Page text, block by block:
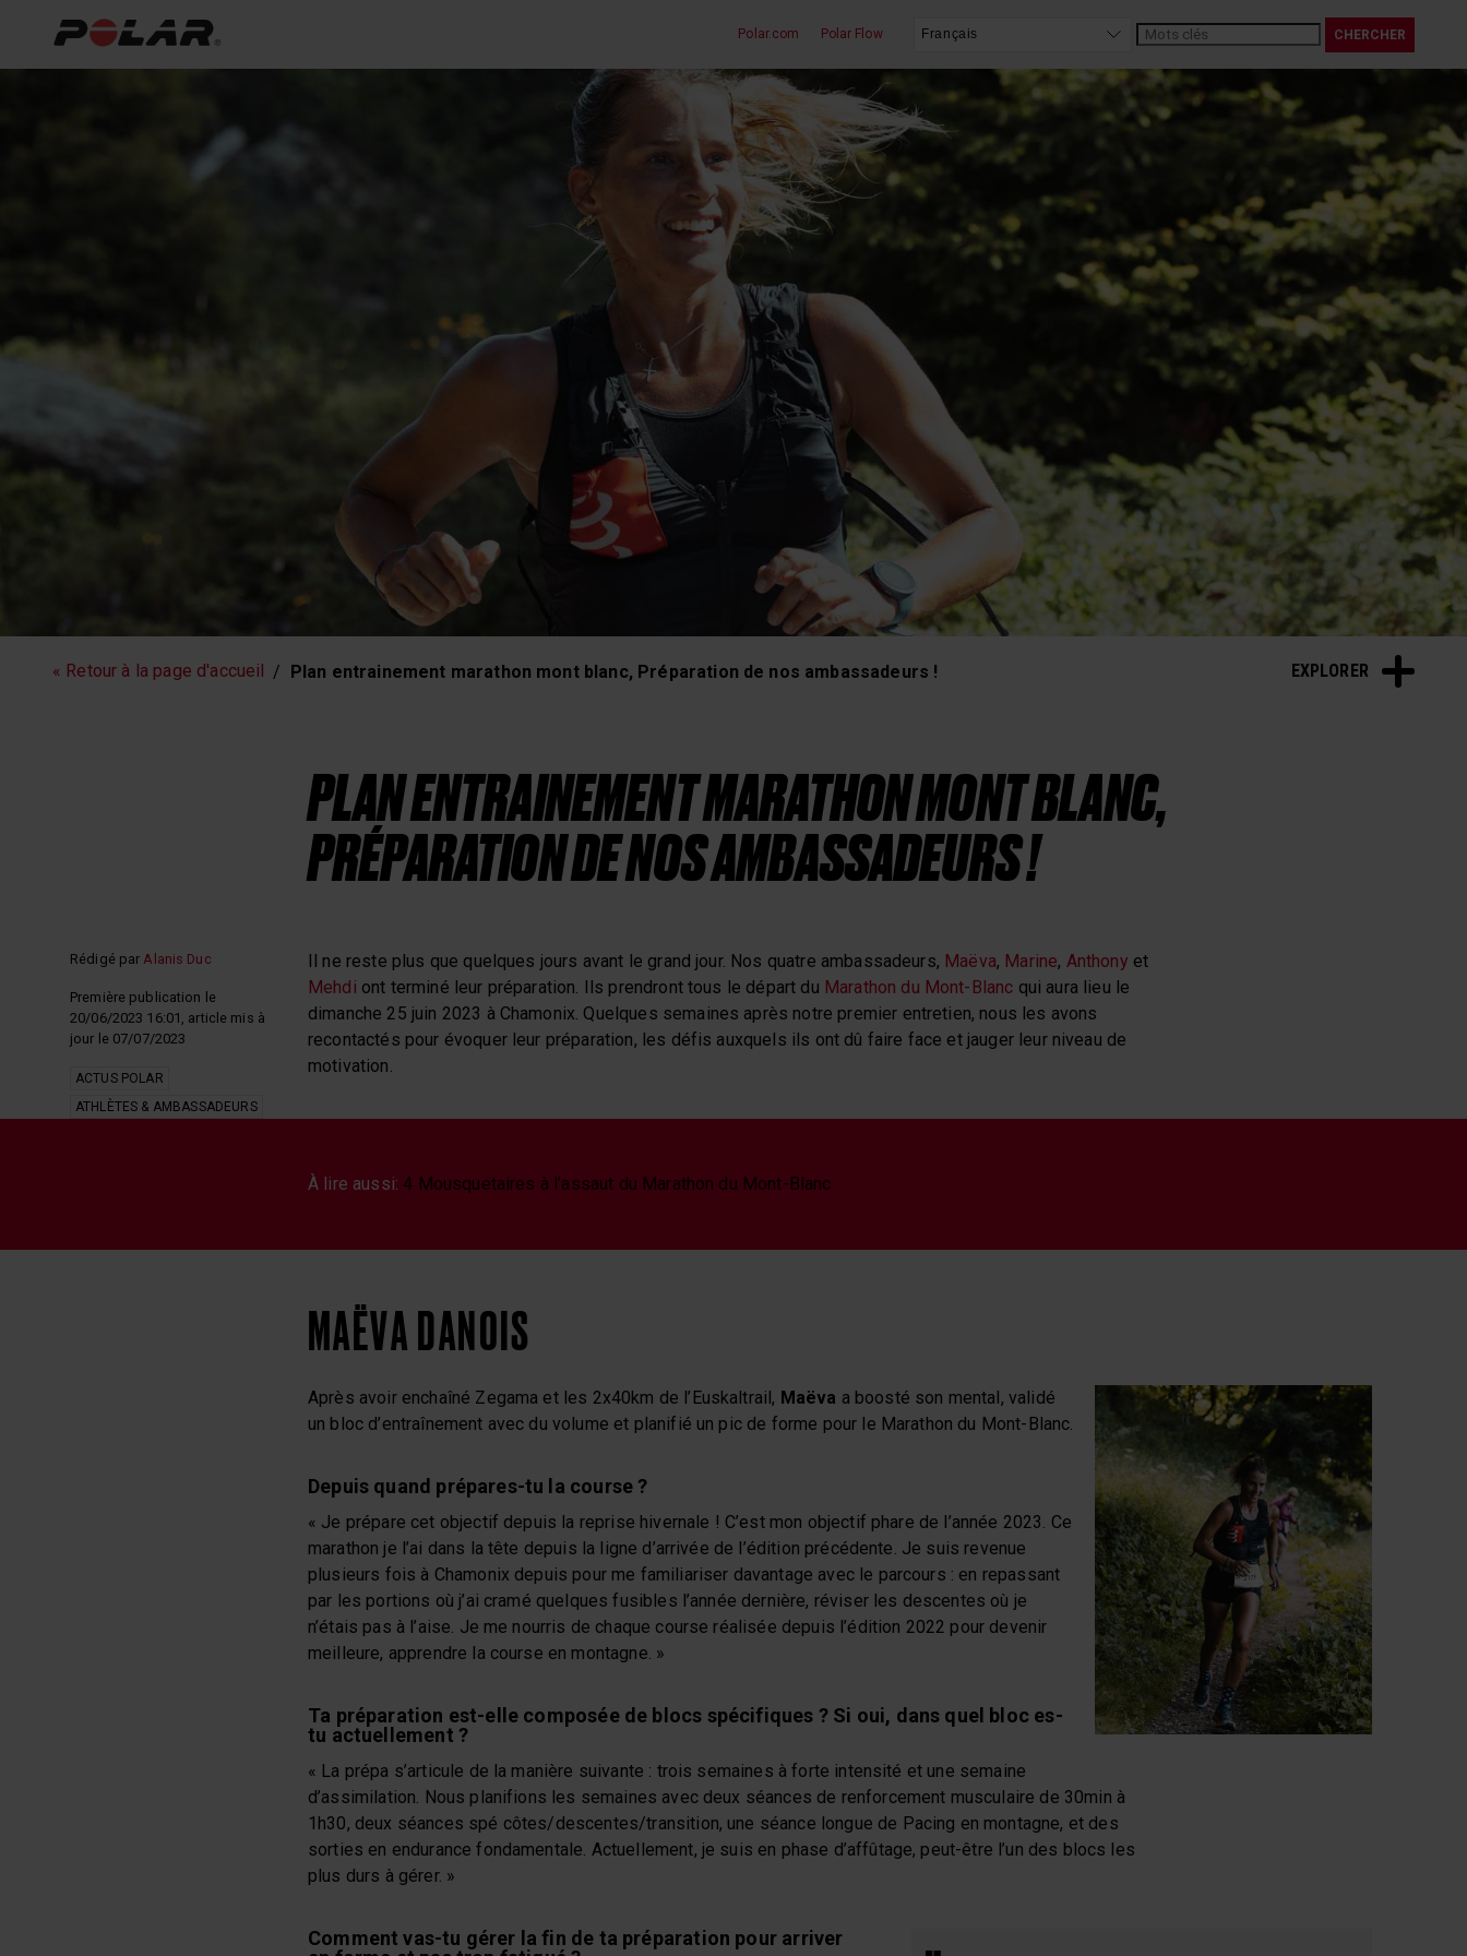
Polar.com Polar Flow
EXPLORER
« Retour à la page d'accueil
Plan entrainement marathon mont blanc, Préparation de nos ambassadeurs !
PLAN ENTRAINEMENT MARATHON MONT BLANC,
PRÉPARATION DE NOS AMBASSADEURS !
Rédigé par Alanis Duc
Première publication le
20/06/2023 16:01, article mis à
jour le 07/07/2023
ACTUS POLAR
ATHLÈTES & AMBASSADEURS
Il ne reste plus que quelques jours avant le grand jour. Nos quatre ambassadeurs, Maëva, Marine, Anthony et
Mehdi ont terminé leur préparation. Ils prendront tous le départ du Marathon du Mont-Blanc qui aura lieu le
dimanche 25 juin 2023 à Chamonix. Quelques semaines après notre premier entretien, nous les avons
recontactés pour évoquer leur préparation, les défis auxquels ils ont dû faire face et jauger leur niveau de
motivation.
À lire aussi: 4 Mousquetaires à l’assaut du Marathon du Mont-Blanc
MAËVA DANOIS
Après avoir enchaîné Zegama et les 2x40km de l’Euskaltrail, Maëva a boosté son mental, validé
un bloc d’entraînement avec du volume et planifié un pic de forme pour le Marathon du Mont-Blanc.
Depuis quand prépares-tu la course ?
« Je prépare cet objectif depuis la reprise hivernale ! C’est mon objectif phare de l’année 2023. Ce
marathon je l’ai dans la tête depuis la ligne d’arrivée de l’édition précédente. Je suis revenue
plusieurs fois à Chamonix depuis pour me familiariser davantage avec le parcours : en repassant
par les portions où j’ai cramé quelques fusibles l’année dernière, réviser les descentes où je
n’étais pas à l’aise. Je me nourris de chaque course réalisée depuis l’édition 2022 pour devenir
meilleure, apprendre la course en montagne. »
Ta préparation est-elle composée de blocs spécifiques ? Si oui, dans quel bloc es-
tu actuellement ?
« La prépa s’articule de la manière suivante : trois semaines à forte intensité et une semaine
d’assimilation. Nous planifions les semaines avec deux séances de renforcement musculaire de 30min à
1h30, deux séances spé côtes/descentes/transition, une séance longue de Pacing en montagne, et des
sorties en endurance fondamentale. Actuellement, je suis en phase d’affûtage, peut-être l’un des blocs les
plus durs à gérer. »
Comment vas-tu gérer la fin de ta préparation pour arriver